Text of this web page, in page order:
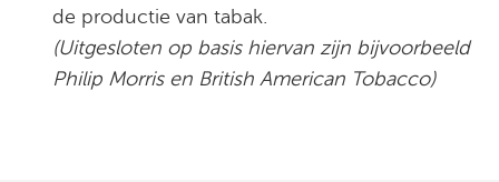
de productie van tabak.
(Uitgesloten op basis hiervan zijn bijvoorbeeld
Philip Morris en British American Tobacco)